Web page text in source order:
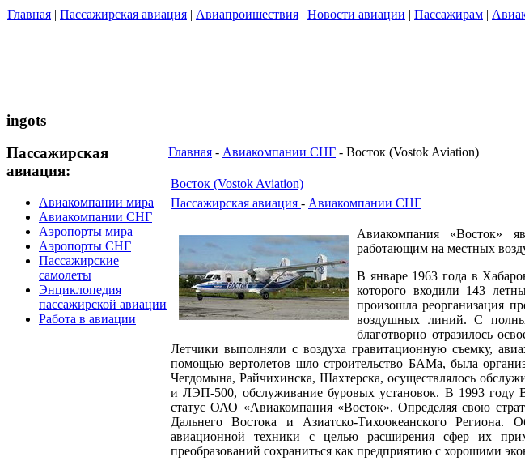
Главная | Пассажирская авиация | Авиапроишествия | Новости авиации | Пассажирам |
ingots
Пассажирская
авиация:
Авиакомпании мира
Авиакомпании СНГ
Аэропорты мира
Аэропорты СНГ
Пассажирские
самолеты
Энциклопедия
пассажирской авиации
Работа в авиации
Главная - Авиакомпании СНГ - Восток (Vostok Aviation)
Восток (Vostok Aviation)
Пассажирская авиация - Авиакомпании СНГ
Авиакомпания «Восток»
работающим на местных
В январе 1963 года в
которого входили 143
произошла реорганизация
воздушных линий. С
благотворно отразилось
Летчики выполняли с воздуха гравитационную съемку,
помощью вертолетов шло строительство БАМа, была
Чегдомына, Райчихинска, Шахтерска, осуществлялось
и ЛЭП-500, обслуживание буровых установок. В 1993 году
статус ОАО «Авиакомпания «Восток». Определяя свою
Дальнего Востока и Азиатско-Тихоокеанского
авиационной техники с целью расширения сфер их
преобразований сохраниться как предприятию с хорошими